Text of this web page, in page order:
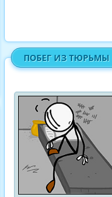
ПОБЕГ ИЗ ТЮРЬМЫ